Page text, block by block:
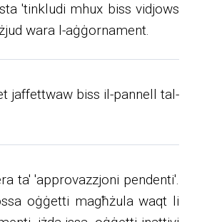
'tinkludi mhux biss vidjows
wara l-aġġornament.
jaffettwaw biss il-pannell tal-
ta' 'approvazzjoni pendenti'.
oġġetti magħżula waqt li